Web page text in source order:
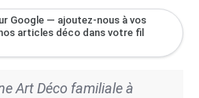
Google — ajoutez-nous à vos
articles déco dans votre fil
Art Déco familiale à